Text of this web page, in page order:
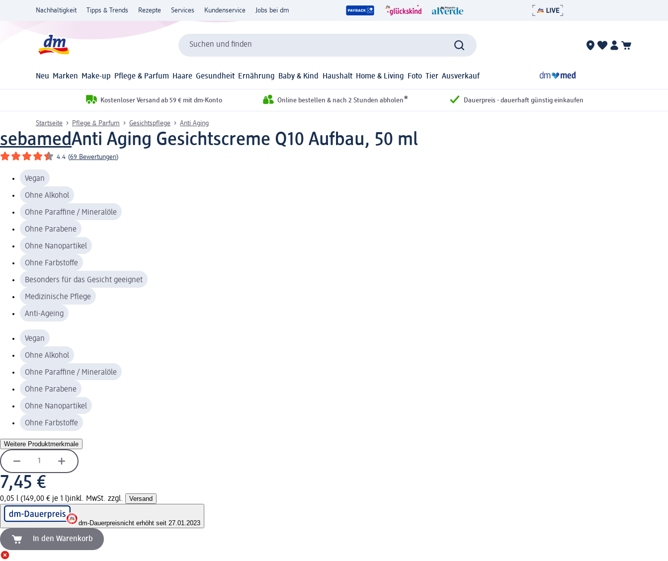
Nachhaltigkeit Tipps & Trends Rezepte Services Kundenservice Jobs bei dm
Suchen und finden
Neu Marken Make-up Pflege & Parfum Haare Gesundheit Ernährung Baby & Kind Haushalt Home & Living Foto Tier Ausverkauf
Kostenloser Versand ab 59 € mit dm-Konto Online bestellen & nach 2 Stunden abholen* Dauerpreis - dauerhaft günstig einkaufen
Startseite Pflege & Parfum Gesichtspflege Anti Aging
sebamedAnti Aging Gesichtscreme Q10 Aufbau, 50 ml
4.4 (69 Bewertungen)
Vegan
Ohne Alkohol
Ohne Paraffine / Mineralöle
Ohne Parabene
Ohne Nanopartikel
Ohne Farbstoffe
Besonders für das Gesicht geeignet
Medizinische Pflege
Anti-Ageing
Vegan
Ohne Alkohol
Ohne Paraffine / Mineralöle
Ohne Parabene
Ohne Nanopartikel
Ohne Farbstoffe
Weitere Produktmerkmale
7,45 €
0,05 l (149,00 € je 1 l)inkl. MwSt. zzgl. Versand
dm-Dauerpreisnicht erhöht seit 27.01.2023
In den Warenkorb